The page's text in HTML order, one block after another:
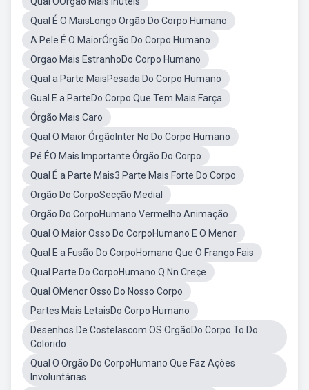
Qual É O MaisLongo Orgão Do Corpo Humano
A Pele É O MaiorÓrgão Do Corpo Humano
Orgao Mais EstranhoDo Corpo Humano
Qual a Parte MaisPesada Do Corpo Humano
Gual E a ParteDo Corpo Que Tem Mais Farça
Órgão Mais Caro
Qual O Maior ÓrgãoInter No Do Corpo Humano
Pé ÉO Mais Importante Órgão Do Corpo
Qual É a Parte Mais3 Parte Mais Forte Do Corpo
Orgão Do CorpoSecção Medial
Orgão Do CorpoHumano Vermelho Animação
Qual O Maior Osso Do CorpoHumano E O Menor
Qual E a Fusão Do CorpoHomano Que O Frango Fais
Qual Parte Do CorpoHumano Q Nn Creçe
Qual OMenor Osso Do Nosso Corpo
Partes Mais LetaisDo Corpo Humano
Desenhos De Costelascom OS OrgãoDo Corpo To Do
Colorido
Qual O Orgão Do CorpoHumano Que Faz Ações
Involuntárias